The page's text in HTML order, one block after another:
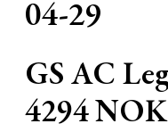
04-29
GS AC
4294 NOK